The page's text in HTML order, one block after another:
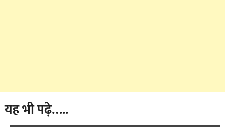
यह भी पढ़े…..